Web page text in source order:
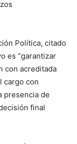
Política, citado
es “garantizar
con acreditada
cargo con
presencia de
final